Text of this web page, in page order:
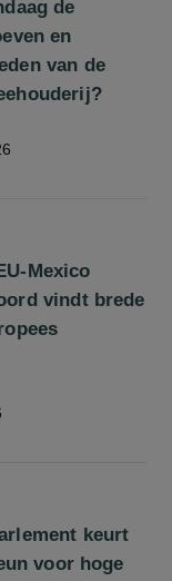
de
en
van de
Mexico
vindt brede
keurt
voor hoge